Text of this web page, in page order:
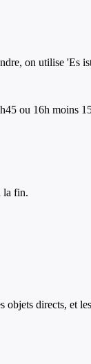
on utilise 'Es
ou 16h moins
la fin.
directs, et